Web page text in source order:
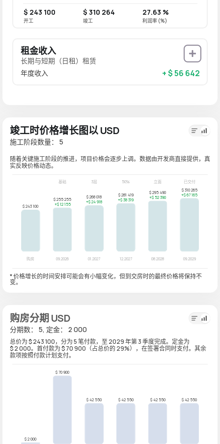
$ 243 100
开工
$ 310 264
竣工
27.63 %
利润率 (%)
租金收入
长期与短期（日租）租赁
年度收入
+ $ 56 642
竣工时价格增长图以 USD
施工阶段数量： 5
随着关键施工阶段的推进，项目价格会逐步上调。数据由开发商直接提供，真
实反映价格动态。
* 价格增长的时间安排可能会有小幅变化，但到交房时的最终价格将保持不
变。
购房分期 USD
分期数： 5, 定金： 2 000
总价为 $ 243 100，分为 5 笔付款，至 2029 年第 3 季度完成。定金为
$ 2 000。首付款为 $ 70 900（占总价的 29%），在签署合同时支付。其余
款项按照付款计划支付。